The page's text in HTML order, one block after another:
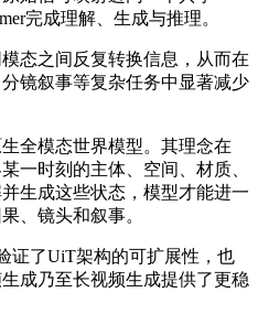
完成理解、生成与推理。
态之间反复转换信息，从而在
镜叙事等复杂任务中显著减少
全模态世界模型。其理念在
一时刻的主体、空间、材质、
生成这些状态，模型才能进一
、镜头和叙事。
证了UiT架构的可扩展性，也
成乃至长视频生成提供了更稳